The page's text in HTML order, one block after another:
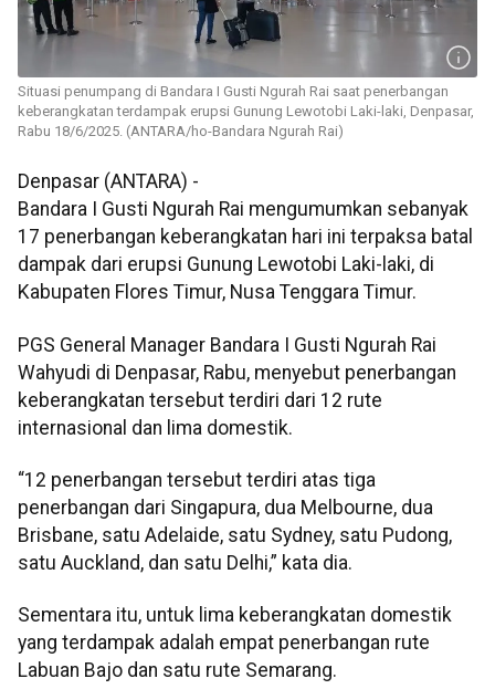
Situasi penumpang di Bandara I Gusti Ngurah Rai saat penerbangan
keberangkatan terdampak erupsi Gunung Lewotobi Laki-laki, Denpasar,
Rabu 18/6/2025. (ANTARA/ho-Bandara Ngurah Rai)
Denpasar (ANTARA) -
Bandara I Gusti Ngurah Rai mengumumkan sebanyak
17 penerbangan keberangkatan hari ini terpaksa batal
dampak dari erupsi Gunung Lewotobi Laki-laki, di
Kabupaten Flores Timur, Nusa Tenggara Timur.
PGS General Manager Bandara I Gusti Ngurah Rai
Wahyudi di Denpasar, Rabu, menyebut penerbangan
keberangkatan tersebut terdiri dari 12 rute
internasional dan lima domestik.
“12 penerbangan tersebut terdiri atas tiga
penerbangan dari Singapura, dua Melbourne, dua
Brisbane, satu Adelaide, satu Sydney, satu Pudong,
satu Auckland, dan satu Delhi,” kata dia.
Sementara itu, untuk lima keberangkatan domestik
yang terdampak adalah empat penerbangan rute
Labuan Bajo dan satu rute Semarang.